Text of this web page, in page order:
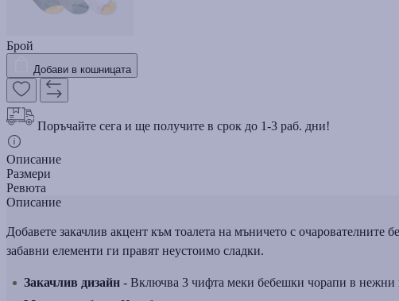
Брой
Добави в кошницата
Поръчайте сега и ще получите в срок до 1-3 раб. дни!
Описание
Размери
Ревюта
Описание
Добавете закачлив акцент към тоалета на мъничето с
забавни елементи ги правят неустоимо сладки.
Закачлив дизайн - Включва 3 чифта меки бебешки чорапи в нежни